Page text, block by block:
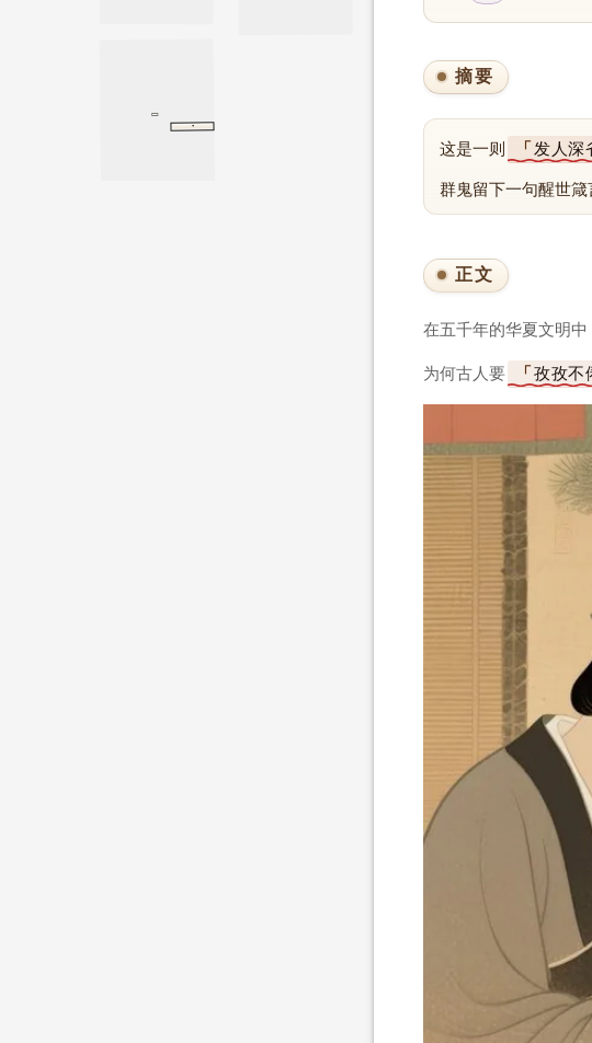
泰誓上
·
摘要
这是一则 发人深
群鬼留下一句醒世
正文
在五千年的华夏文明
为何古人要 孜孜不